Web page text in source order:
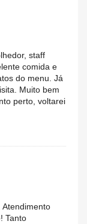
staff
comida e
do menu. Já
Muito bem
perto, voltarei
Atendimento
Tanto